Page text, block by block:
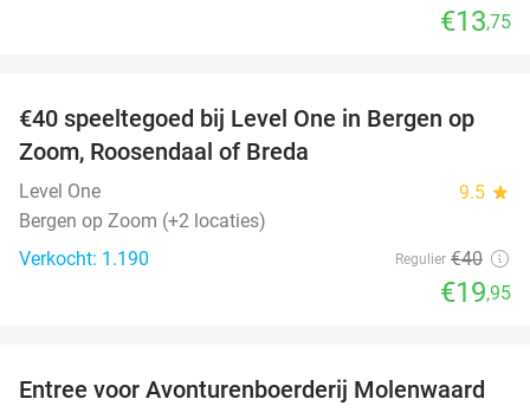
€13,75
50%
€40 speeltegoed bij Level One in Bergen op
Zoom, Roosendaal of Breda
Level One 9.5 star
Bergen op Zoom (+2 locaties)
Verkocht: 1.190
Regulier €40
€19,95
27%
Entree voor Avonturenboerderij Molenwaard